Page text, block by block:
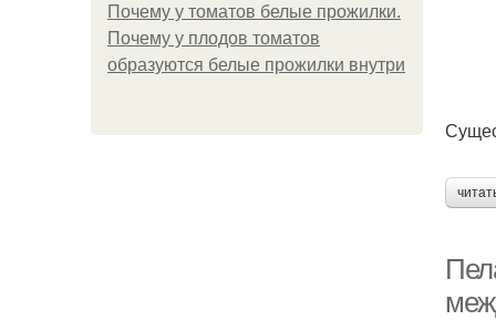
Почему у томатов белые прожилки.
Почему у плодов томатов
образуются белые прожилки внутри